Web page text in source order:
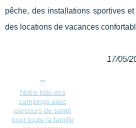
pêche, des installations sportives
des locations de vacances
17/05/
Notre liste des
campings avec
parcours de santé
pour toute la famille